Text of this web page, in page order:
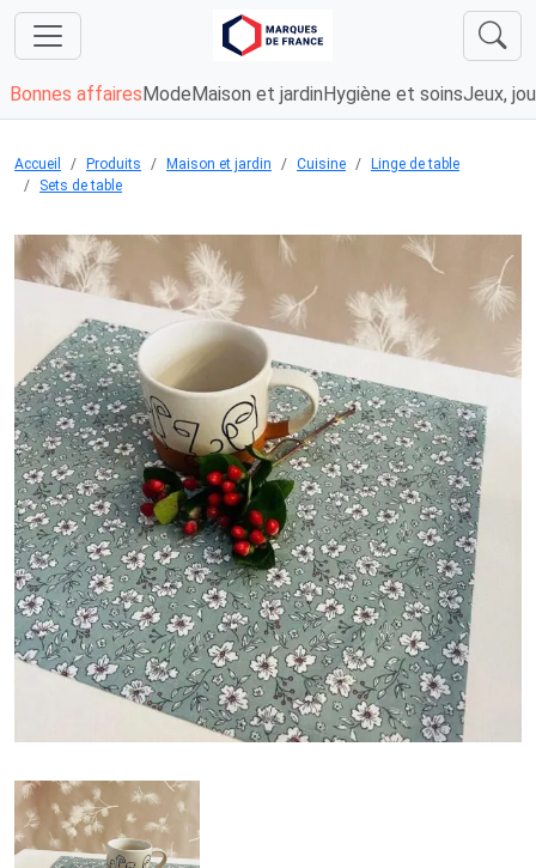
Bonnes affaires Mode Maison et jardin Hygiène et soinsJeux,
Accueil Produits Maison et jardin Cuisine
Linge de table
Sets de table